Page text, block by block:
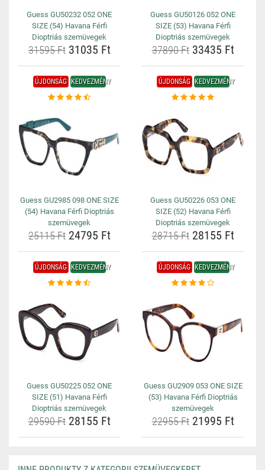
Guess GU50232 052 ONE
SIZE (54) Havana Férfi
Dioptriás szemüvegek
31595 Ft31035 Ft
Guess GU50126 052 ONE
SIZE (53) Havana Férfi
Dioptriás szemüvegek
37890 Ft33435 Ft
ÚJDONSÁG KEDVEZMÉNY
Guess GU2985 098 ONE SIZE
(54) Havana Férfi Dioptriás
szemüvegek
25115 Ft24795 Ft
ÚJDONSÁG KEDVEZMÉNY
Guess GU50226 053 ONE
SIZE (52) Havana Férfi
Dioptriás szemüvegek
28715 Ft28155 Ft
ÚJDONSÁG KEDVEZMÉNY
Guess GU50225 052 ONE
SIZE (51) Havana Férfi
Dioptriás szemüvegek
29590 Ft28155 Ft
ÚJDONSÁG KEDVEZMÉNY
Guess GU2909 053 ONE SIZE
(53) Havana Férfi Dioptriás
szemüvegek
22955 Ft21995 Ft